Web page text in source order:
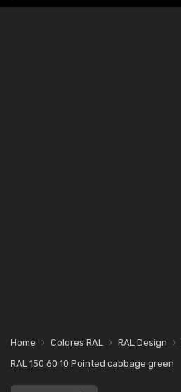
Home Colores RAL RAL Design
RAL 150 60 10 Pointed cabbage green